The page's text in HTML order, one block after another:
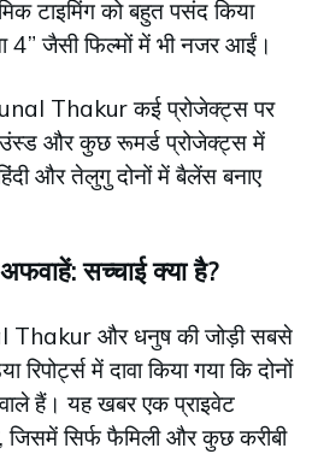
टाइमिंग को बहुत पसंद किया
4” जैसी फिल्मों में भी नजर आईं।
Thakur कई प्रोजेक्ट्स पर
और कुछ रूमर्ड प्रोजेक्ट्स में
और तेलुगु दोनों में बैलेंस बनाए
सच्चाई क्या है?
Thakur और धनुष की जोड़ी सबसे
रिपोर्ट्स में दावा किया गया कि दोनों
हैं। यह खबर एक प्राइवेट
जिसमें सिर्फ फैमिली और कुछ करीबी